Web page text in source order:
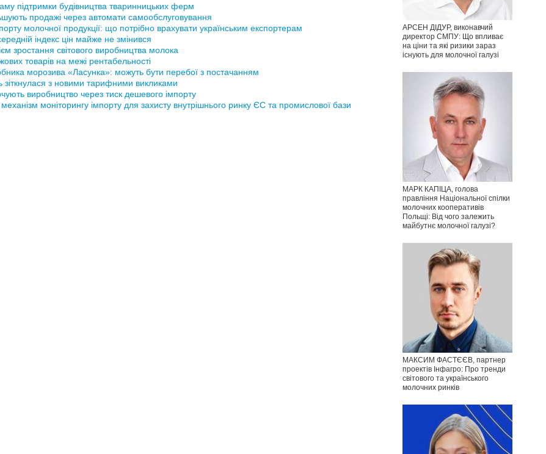
підтримки будівництва тваринницьких ферм
продажі через автомати самообслуговування
молочної продукції: що потрібно врахувати українським експортерам
індекс цін майже не змінився
зростання світового виробництва молока
товарів на межі рентабельності
морозива «Ласунка»: можуть бути перебої з постачанням
зіткнулася з новими тарифними викликами
виробництво через тиск дешевого імпорту
моніторингу імпорту для захисту внутрішнього ринку ЄС та промислової бази
АРСЕН ДІДУР, виконавчий
директор СМПУ: Що впливає
на ціни та які ризики зараз
існують для молочної галузі
МАРК КАПІЦА, голова
правління Національної спілки
молочних кооперативів
Польщі: Від чого залежить
майбутнє молочної галузі?
МАКСИМ ФАСТЄЄВ, партнер
проектів Інфагро: Про тренди
світового та українського
молочних ринків